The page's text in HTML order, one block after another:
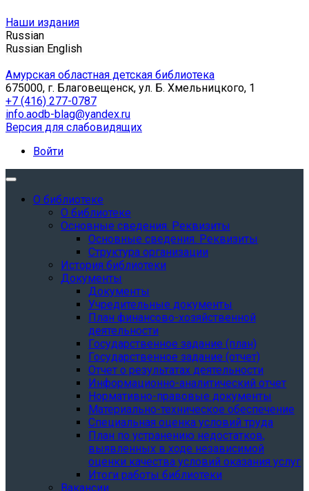
Наши издания
Russian
Russian English
Амурская областная детская библиотека
675000, г. Благовещенск, ул. Б. Хмельницкого, 1
+7 (416) 277-0787
info.aodb-blag@yandex.ru
Версия для слабовидящих
Войти
О библиотеке
О библиотеке
Основные сведения. Реквизиты
Основные сведения. Реквизиты
Структура организации
История библиотеки
Документы
Документы
Учредительные документы
План финансово-хозяйственной
деятельности
Государственное задание (план)
Государственное задание (отчет)
Отчет о результатах деятельности
Информационно-аналитический отчет
Нормативно-правовые документы
Материально-техническое обеспечение
Специальная оценка условий труда
План по устранению недостатков,
выявленных в ходе независимой
оценки качества условий оказания услуг
Итоги работы библиотеки
Вакансии